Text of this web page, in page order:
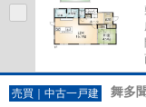
売買｜中古一戸建 舞多